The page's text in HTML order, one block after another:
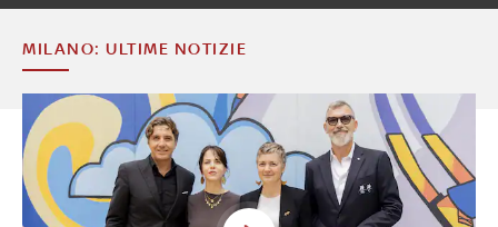
MILANO: ULTIME NOTIZIE